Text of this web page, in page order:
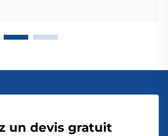
un devis gratuit